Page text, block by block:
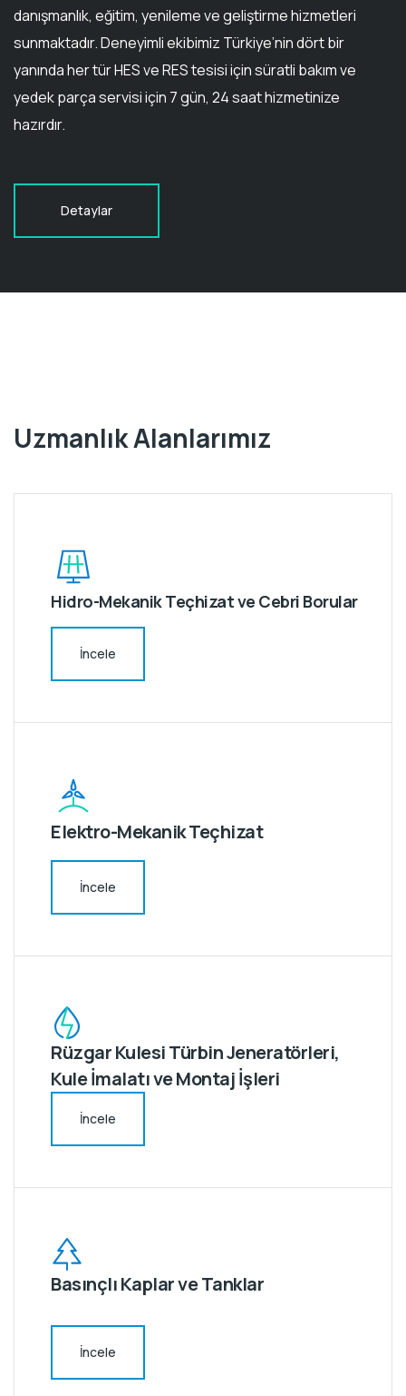
danışmanlık, eğitim, yenileme ve geliştirme hizmetleri
sunmaktadır. Deneyimli ekibimiz Türkiye’nin dört bir
yanında her tür HES ve RES tesisi için süratli bakım ve
yedek parça servisi için 7 gün, 24 saat hizmetinize
hazırdır.
Detaylar
Uzmanlık Alanlarımız
Hidro-Mekanik Teçhizat ve Cebri Borular
İncele
Elektro-Mekanik Teçhizat
İncele
Rüzgar Kulesi Türbin Jeneratörleri,
Kule İmalatı ve Montaj İşleri
İncele
Basınçlı Kaplar ve Tanklar
İncele